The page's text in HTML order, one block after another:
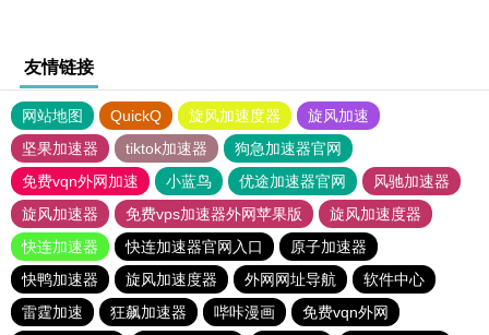
友情链接
网站地图 QuickQ 旋风加速度器
旋风加速
坚果加速器
tiktok加速器
狗急加速器官网
免费vqn外网加速
小蓝鸟 优途加速器官网
风驰加速器
旋风加速器
免费vps加速器外网苹果版
旋风加速度器
快连加速器
快连加速器官网入口
原子加速器
快鸭加速器
旋风加速度器 外网网址导航
软件中心
雷霆加速
狂飙加速器 哔咔漫画
免费vqn外网